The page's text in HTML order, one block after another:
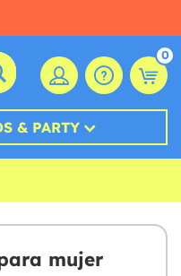
0
& PARTY
mujer